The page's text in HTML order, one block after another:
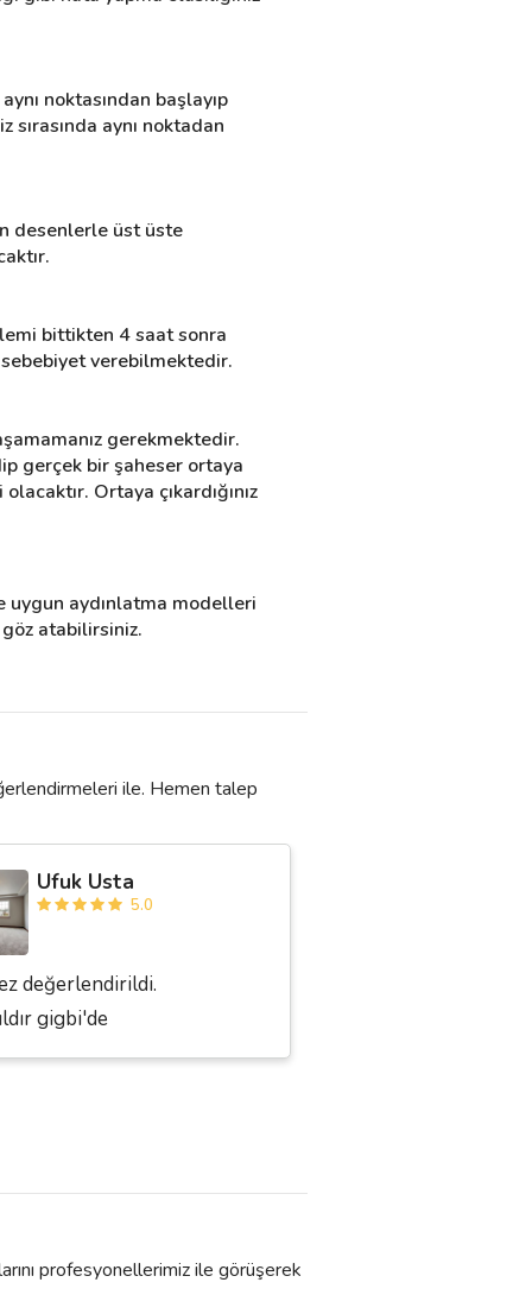
noktasından başlayıp
aynı noktadan
desenlerle üst üste
bittikten 4 saat sonra
verebilmektedir.
gerekmektedir.
gerçek bir şaheser ortaya
Ortaya çıkardığınız
uygun aydınlatma modelleri
atabilirsiniz.
ile. Hemen talep
Ufuk Usta
5.0
değerlendirildi.
gigbi'de
profesyonellerimiz ile görüşerek